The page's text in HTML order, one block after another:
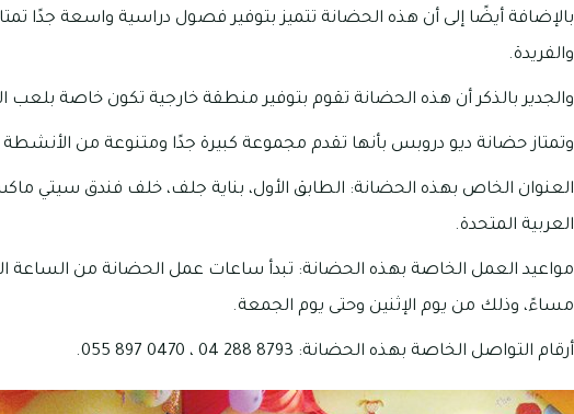
بالإضافة أيضًا إلى أن هذه الحضانة تتميز بتوفير فصول دراسية واسعة جدًا
والفريدة.
والجدير بالذكر أن هذه الحضانة تقوم بتوفير منطقة خارجية تكون خاصة بلعب
وتمتاز حضانة ديو دروبس بأنها تقدم مجموعة كبيرة جدًا ومتنوعة من الأنشطة
العربية المتحدة.
مساءً، وذلك من يوم الإثنين وحتى يوم الجمعة.
أرقام التواصل الخاصة بهذه الحضانة: 8793 288 04 ، 0470 897 055.